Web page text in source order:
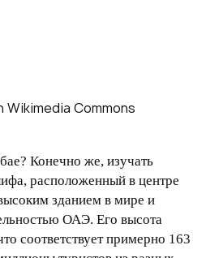
Commons
Конечно же, изучать
расположенный в центре
зданием в мире и
ОАЭ. Его высота
соответствует примерно 163